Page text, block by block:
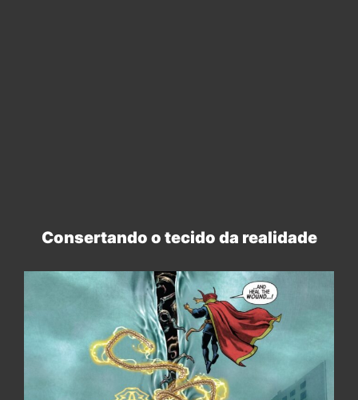
Consertando o tecido da realidade